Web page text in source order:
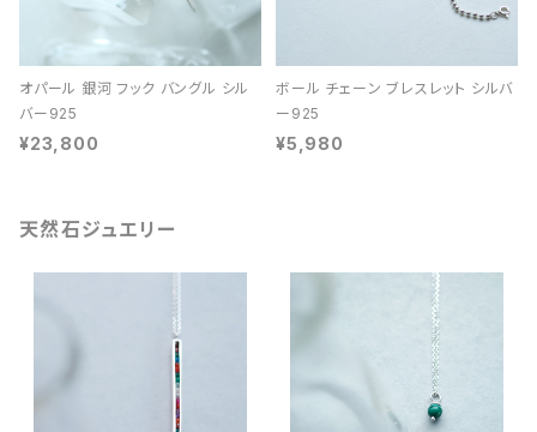
オパール 銀河 フック バングル シル
バー925
¥23,800
ボール チェーン ブレスレット シルバ
ー925
¥5,980
天然石ジュエリー